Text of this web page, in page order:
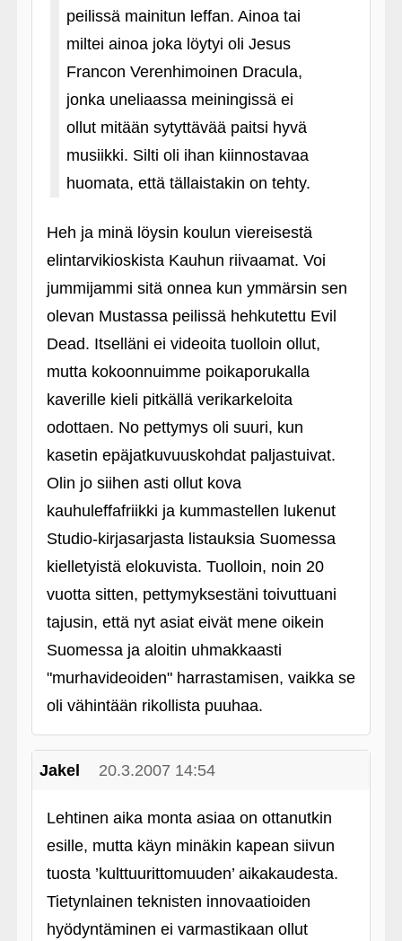
peilissä mainitun leffan. Ainoa tai
miltei ainoa joka löytyi oli Jesus
Francon Verenhimoinen Dracula,
jonka uneliaassa meiningissä ei
ollut mitään sytyttävää paitsi hyvä
musiikki. Silti oli ihan kiinnostavaa
huomata, että tällaistakin on tehty.
Heh ja minä löysin koulun viereisestä
elintarvikioskista Kauhun riivaamat. Voi
jummijammi sitä onnea kun ymmärsin sen
olevan Mustassa peilissä hehkutettu Evil
Dead. Itselläni ei videoita tuolloin ollut,
mutta kokoonnuimme poikaporukalla
kaverille kieli pitkällä verikarkeloita
odottaen. No pettymys oli suuri, kun
kasetin epäjatkuvuuskohdat paljastuivat.
Olin jo siihen asti ollut kova
kauhuleffafriikki ja kummastellen lukenut
Studio-kirjasarjasta listauksia Suomessa
kielletyistä elokuvista. Tuolloin, noin 20
vuotta sitten, pettymyksestäni toivuttuani
tajusin, että nyt asiat eivät mene oikein
Suomessa ja aloitin uhmakkaasti
"murhavideoiden" harrastamisen, vaikka se
oli vähintään rikollista puuhaa.
Jakel 20.3.2007 14:54
Lehtinen aika monta asiaa on ottanutkin
esille, mutta käyn minäkin kapean siivun
tuosta ’kulttuurittomuuden’ aikakaudesta.
Tietynlainen teknisten innovaatioiden
hyödyntäminen ei varmastikaan ollut